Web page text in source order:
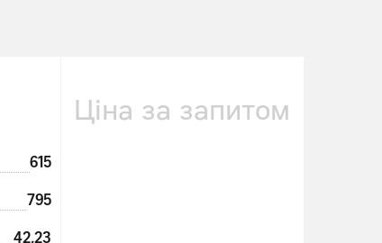
615
795
42,23
Ціна за запитом